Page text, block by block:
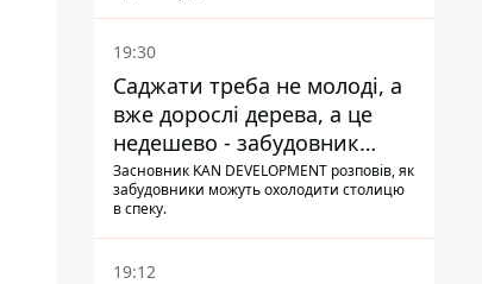
19:30
Саджати треба не молоді, а
вже дорослі дерева, а це
недешево - забудовник
Ніконов
Засновник KAN DEVELOPMENT розповів, як
забудовники можуть охолодити столицю
в спеку.
19:12